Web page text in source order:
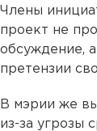
Члены
проект не
обсуждение,
претензии
В мэрии же
из-за угрозы